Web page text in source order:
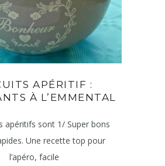
APÉRITIF :
À L’EMMENTAL
apéritifs sont 1/ Super bons
Une recette top pour
l’apéro, facile